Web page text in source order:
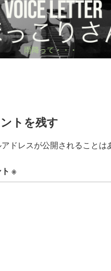
トを残す
アドレスが公開されることは
※